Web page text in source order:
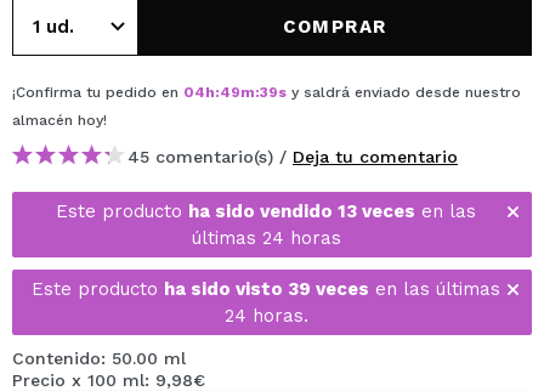
COMPRAR
¡Confirma tu pedido en 04h:49m:38s y saldrá enviado desde nuestro
almacén hoy!
45 comentario(s) / Deja tu comentario
Este producto ha sido vendido 13 veces en las
últimas 24 horas
Este producto ha sido visto 39 veces en las últimas
24 horas.
Contenido: 50.00 ml
Precio x 100 ml: 9,98€